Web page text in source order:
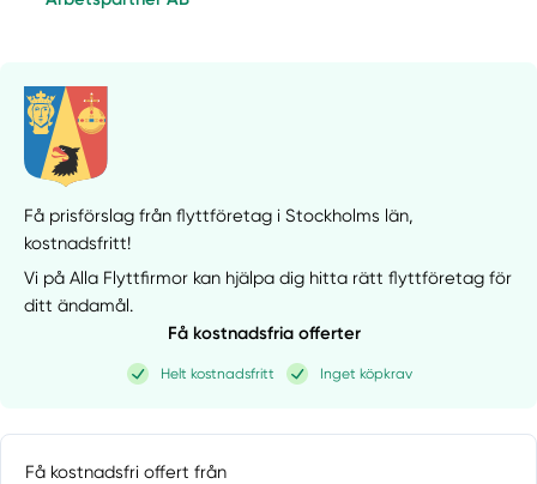
Få prisförslag från flyttföretag i Stockholms län,
kostnadsfritt!
Vi på Alla Flyttfirmor kan hjälpa dig hitta rätt flyttföretag för
ditt ändamål.
Få kostnadsfria offerter
Helt kostnadsfritt Inget köpkrav
Få kostnadsfri offert från